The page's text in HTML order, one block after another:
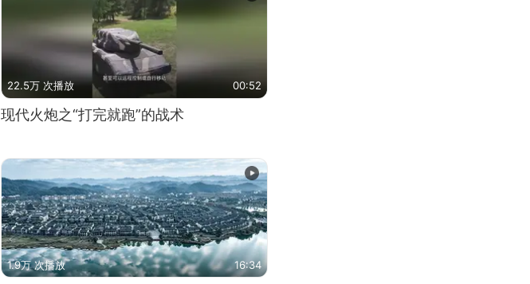
22.5万 次播放 00:52
现代火炮之“打完就跑”的战术
1.9万 次播放 16:34